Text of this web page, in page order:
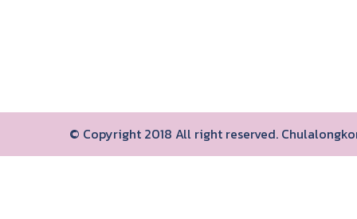
© Copyright 2018 All right reserved.